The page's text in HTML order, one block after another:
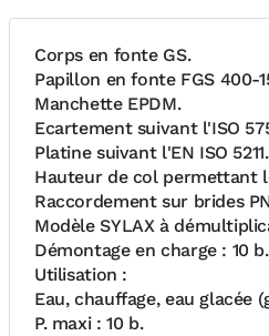
Corps en fonte GS.
Papillon en fonte FGS 400-
Manchette EPDM.
Ecartement suivant l'ISO
Platine suivant l'EN ISO 5211.
Hauteur de col permettant
Raccordement sur brides
Modèle SYLAX à
Démontage en charge : 10 b.
Utilisation :
Eau, chauffage, eau glacée
P. maxi : 10 b.